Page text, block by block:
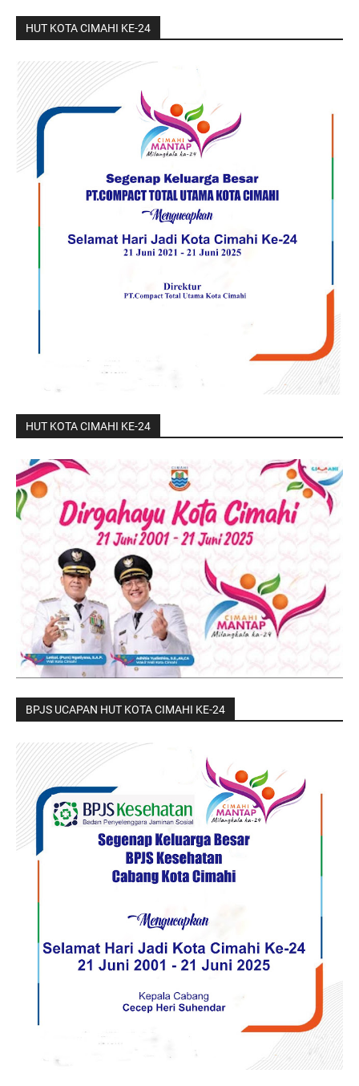
HUT KOTA CIMAHI KE-24
HUT KOTA CIMAHI KE-24
BPJS UCAPAN HUT KOTA CIMAHI KE-24